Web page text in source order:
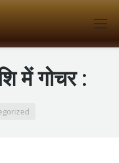
में गोचर :